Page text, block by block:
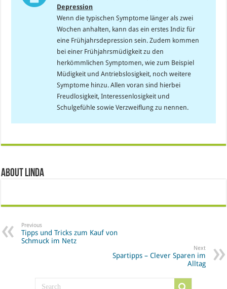
Depression
Wenn die typischen Symptome länger als zwei
Wochen anhalten, kann das ein erstes Indiz für
eine Frühjahrsdepression sein. Zudem kommen
bei einer Frühjahrsmüdigkeit zu den
herkömmlichen Symptomen, wie zum Beispiel
Müdigkeit und Antriebslosigkeit, noch weitere
Symptome hinzu. Allen voran sind hierbei
Freudlosigkeit, Interessenlosigkeit und
Schulgefühle sowie Verzweiflung zu nennen.
About Linda
Previous
Tipps und Tricks zum Kauf von
Schmuck im Netz
Next
Spartipps – Clever Sparen im
Alltag